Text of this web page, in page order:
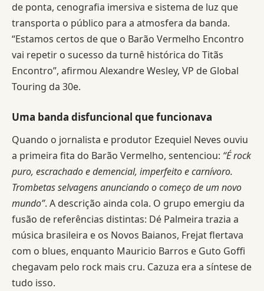
de ponta, cenografia imersiva e sistema de luz que
transporta o público para a atmosfera da banda.
“Estamos certos de que o Barão Vermelho Encontro
vai repetir o sucesso da turnê histórica do Titãs
Encontro”, afirmou Alexandre Wesley, VP de Global
Touring da 30e.
Uma banda disfuncional que funcionava
Quando o jornalista e produtor Ezequiel Neves ouviu
a primeira fita do Barão Vermelho, sentenciou: “É rock
puro, escrachado e demencial, imperfeito e carnívoro.
Trombetas selvagens anunciando o começo de um novo
mundo”. A descrição ainda cola. O grupo emergiu da
fusão de referências distintas: Dé Palmeira trazia a
música brasileira e os Novos Baianos, Frejat flertava
com o blues, enquanto Mauricio Barros e Guto Goffi
chegavam pelo rock mais cru. Cazuza era a síntese de
tudo isso.